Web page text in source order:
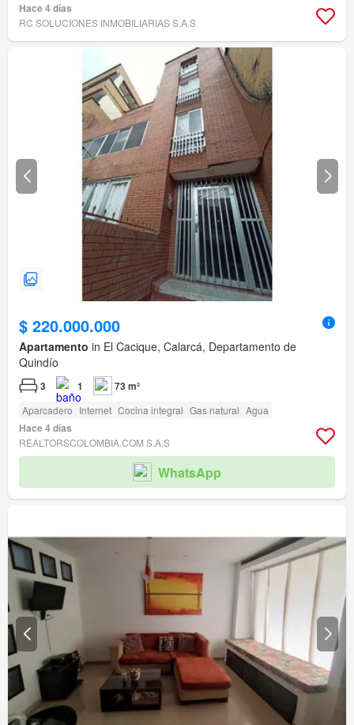
Hace 4 días
RC SOLUCIONES INMOBILIARIAS S.A.S
$ 220.000.000
Apartamento in El Cacique, Calarcá, Departamento de
Quindío
3 1 73 m²
Aparcadero Internet Cocina integral Gas natural Agua
Hace 4 días
REALTORSCOLOMBIA.COM S.A.S
WhatsApp